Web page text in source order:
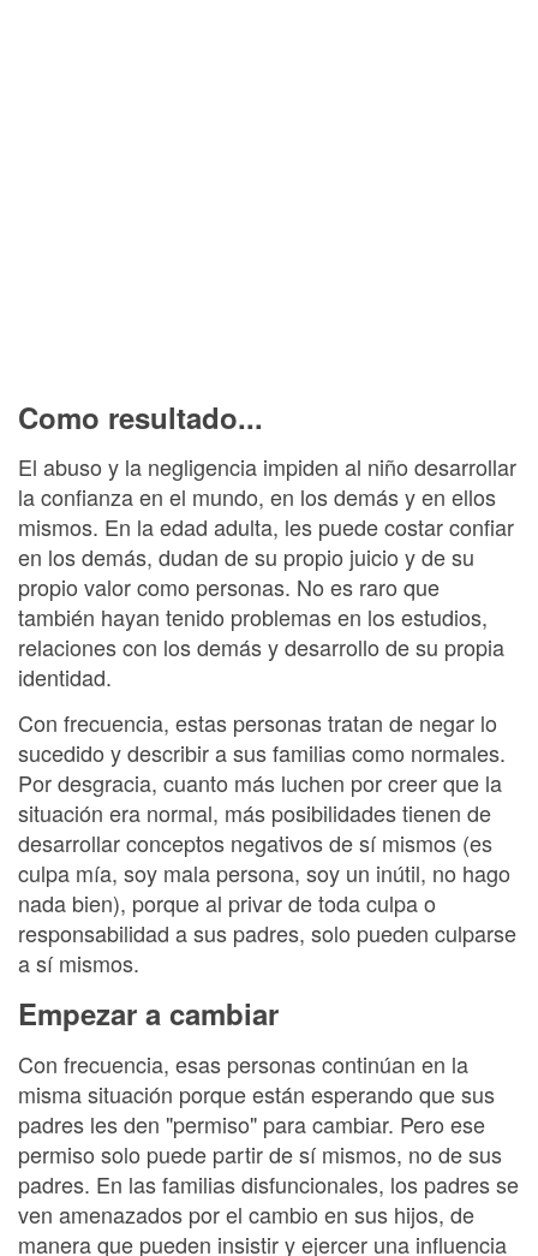
Como resultado...
El abuso y la negligencia impiden al niño desarrollar
la confianza en el mundo, en los demás y en ellos
mismos. En la edad adulta, les puede costar confiar
en los demás, dudan de su propio juicio y de su
propio valor como personas. No es raro que
también hayan tenido problemas en los estudios,
relaciones con los demás y desarrollo de su propia
identidad.
Con frecuencia, estas personas tratan de negar lo
sucedido y describir a sus familias como normales.
Por desgracia, cuanto más luchen por creer que la
situación era normal, más posibilidades tienen de
desarrollar conceptos negativos de sí mismos (es
culpa mía, soy mala persona, soy un inútil, no hago
nada bien), porque al privar de toda culpa o
responsabilidad a sus padres, solo pueden culparse
a sí mismos.
Empezar a cambiar
Con frecuencia, esas personas continúan en la
misma situación porque están esperando que sus
padres les den "permiso" para cambiar. Pero ese
permiso solo puede partir de sí mismos, no de sus
padres. En las familias disfuncionales, los padres se
ven amenazados por el cambio en sus hijos, de
manera que pueden insistir y ejercer una influencia